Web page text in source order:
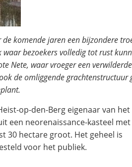
komende jaren een bijzondere
bezoekers volledig tot rust
Nete, waar vroeger een
de omliggende grachtenstructuur
op-den-Berg eigenaar van
een neorenaissance-kasteel met
30 hectare groot. Het geheel is
voor het publiek.